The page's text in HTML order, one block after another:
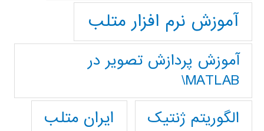
آموزش نرم افزار متلب
آموزش پردازش تصوير در
MATLAB\
الگوریتم ژنتیک
ایران متلب